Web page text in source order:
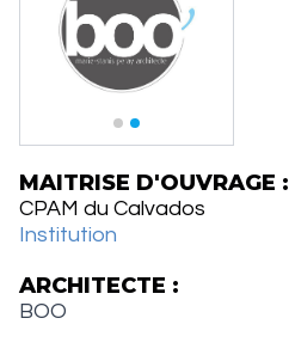
MAITRISE D'OUVRAGE :
CPAM du Calvados
Institution
ARCHITECTE :
BOO